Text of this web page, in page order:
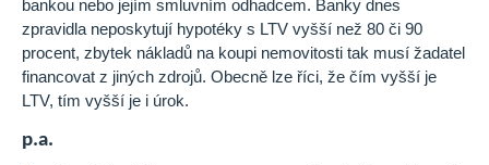
bankou nebo jejím smluvním odhadcem. Banky dnes
zpravidla neposkytují hypotéky s LTV vyšší než 80 či 90
procent, zbytek nákladů na koupi nemovitosti tak musí žadatel
financovat z jiných zdrojů. Obecně lze říci, že čím vyšší je
LTV, tím vyšší je i úrok.
p.a.